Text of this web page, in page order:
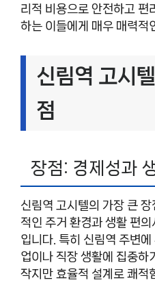
리적 비용으로 안전하고 편
하는 이들에게 매우 매력적
신림역 고시
점
장점: 경제성과
신림역 고시텔의 가장 큰
적인 주거 환경과 생활 편
입니다. 특히 신림역 주변
업이나 직장 생활에 집중하
작지만 효율적 설계로 쾌적